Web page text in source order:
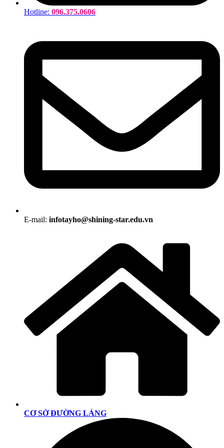
Hotline: 096.375.0606
E-mail: infotayho@shining-star.edu.vn
CƠ SỞ ĐƯỜNG LÁNG